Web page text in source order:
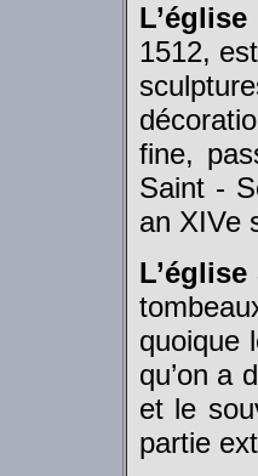
1512,
fine,
Saint -
an XIVe
quoique
qu’on a
et le
partie